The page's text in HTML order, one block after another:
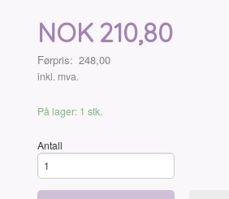
Tilbud
NOK 210,80
Førpris: 248,00
Rabatt
inkl. mva.
På lager: 1 stk.
Antall